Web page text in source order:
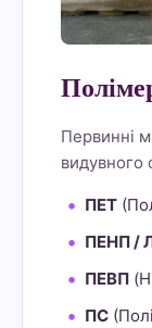
Первинні
видувного
ПЕТ
ПЕНП /
ПЕВП
ПС